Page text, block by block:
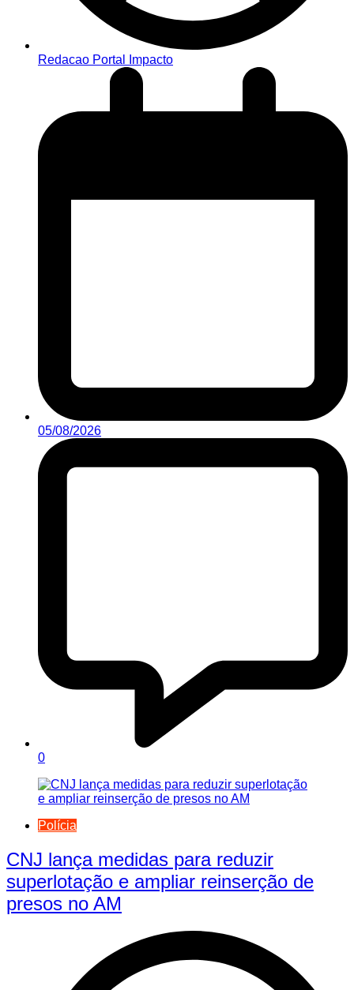
Redacao Portal Impacto
05/08/2026
0
Polícia
CNJ lança medidas para reduzir
superlotação e ampliar reinserção de
presos no AM